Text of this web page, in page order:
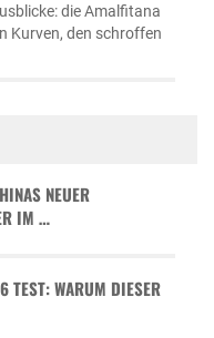
die Amalfitana
Kurven, den schroffen
NEUER
IM …
TEST: WARUM DIESER